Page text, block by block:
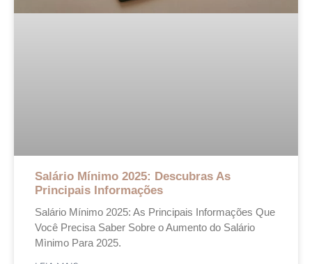
Salário Mínimo 2025: Descubras As
Principais Informações
Salário Mínimo 2025: As Principais Informações Que
Você Precisa Saber Sobre o Aumento do Salário
Mìnimo Para 2025.